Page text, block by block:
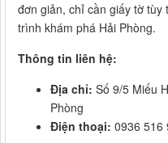
đơn giản, chỉ cần giấy tờ tùy
trình khám phá Hải Phòng.
Thông tin liên hệ:
Địa chỉ: Số 9/5 Miếu
Phòng
Điện thoại: 0936 516